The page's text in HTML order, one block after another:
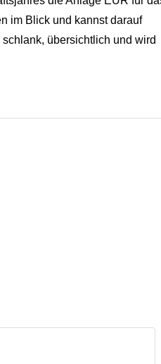
im Blick und kannst darauf
übersichtlich und wird